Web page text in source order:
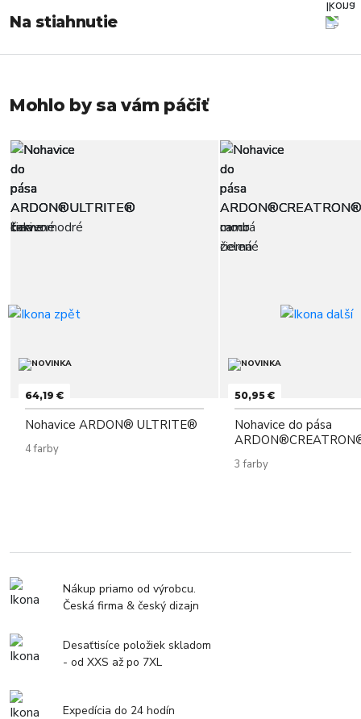
Na stiahnutie
Mohlo by sa vám páčiť
64,19 €
Nohavice ARDON® ULTRITE®
4 farby
50,95 €
Nohavice do pása
3 farby
Nákup priamo od výrobcu.
Česká firma & český dizajn
Desaťtisíce položiek skladom
- od XXS až po 7XL
Expedícia do 24 hodín